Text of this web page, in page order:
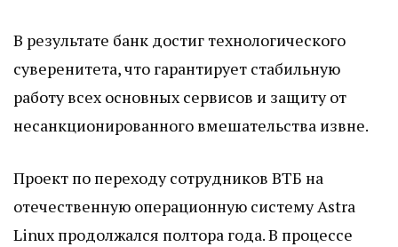
В результате банк достиг технологического
суверенитета, что гарантирует стабильную
работу всех основных сервисов и защиту от
несанкционированного вмешательства извне.
Проект по переходу сотрудников ВТБ на
отечественную операционную систему Astra
Linux продолжался полтора года. В процессе